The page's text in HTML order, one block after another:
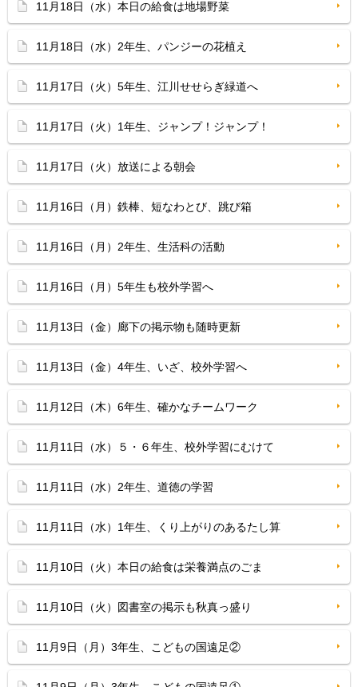
11月18日（水）本日の給食は地場野菜
11月18日（水）2年生、パンジーの花植え
11月17日（火）5年生、江川せせらぎ緑道へ
11月17日（火）1年生、ジャンプ！ジャンプ！
11月17日（火）放送による朝会
11月16日（月）鉄棒、短なわとび、跳び箱
11月16日（月）2年生、生活科の活動
11月16日（月）5年生も校外学習へ
11月13日（金）廊下の掲示物も随時更新
11月13日（金）4年生、いざ、校外学習へ
11月12日（木）6年生、確かなチームワーク
11月11日（水）５・６年生、校外学習にむけて
11月11日（水）2年生、道徳の学習
11月11日（水）1年生、くり上がりのあるたし算
11月10日（火）本日の給食は栄養満点のごま
11月10日（火）図書室の掲示も秋真っ盛り
11月9日（月）3年生、こどもの国遠足②